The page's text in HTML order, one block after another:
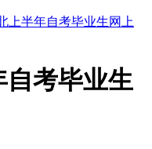
上半年自考毕业生网上
自考毕业生